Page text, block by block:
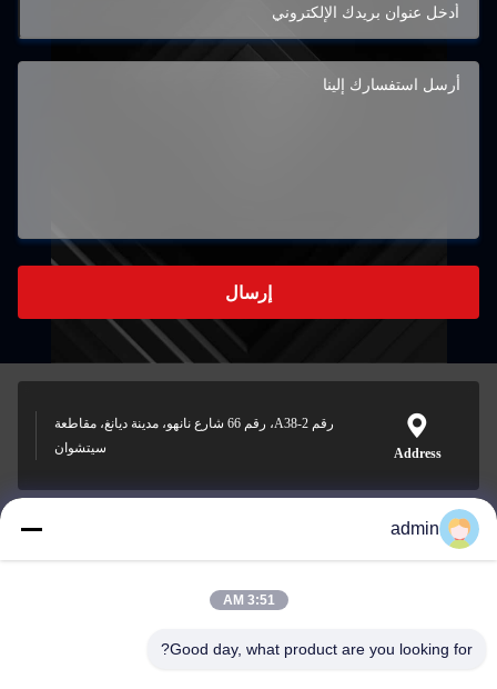
إرسال
Address
رقم A38-2، رقم 66 شارع نانهو، مدينة ديانغ، مقاطعة
سيتشوان
Nero@enlaibio.com
admin
3:51 AM
Good day, what product are you looking for?